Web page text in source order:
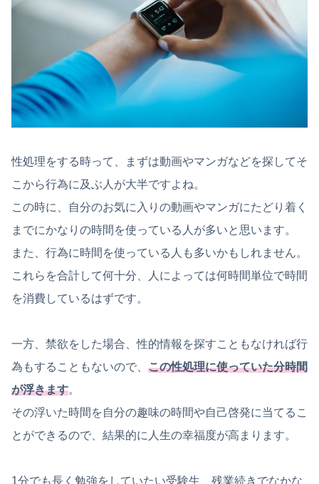
性処理をする時って、まずは動画やマンガなどを探してそ
こから行為に及ぶ人が大半ですよね。
この時に、自分のお気に入りの動画やマンガにたどり着く
までにかなりの時間を使っている人が多いと思います。
また、行為に時間を使っている人も多いかもしれません。
これらを合計して何十分、人によっては何時間単位で時間
を消費しているはずです。
一方、禁欲をした場合、性的情報を探すこともなければ行
為もすることもないので、 この性処理に使っていた分時間
が浮きます。
その浮いた時間を自分の趣味の時間や自己啓発に当てるこ
とができるので、結果的に人生の幸福度が高まります。
1分でも長く勉強をしていたい受験生、残業続きでなかな